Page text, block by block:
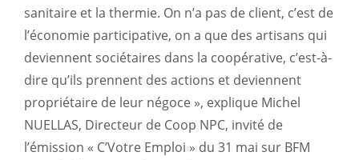
sanitaire et la thermie. On n’a pas de client, c’est de
l’économie participative, on a que des artisans qui
deviennent sociétaires dans la coopérative, c’est-à-
dire qu’ils prennent des actions et deviennent
propriétaire de leur négoce », explique Michel
NUELLAS, Directeur de Coop NPC, invité de
l’émission « C’Votre Emploi » du 31 mai sur BFM